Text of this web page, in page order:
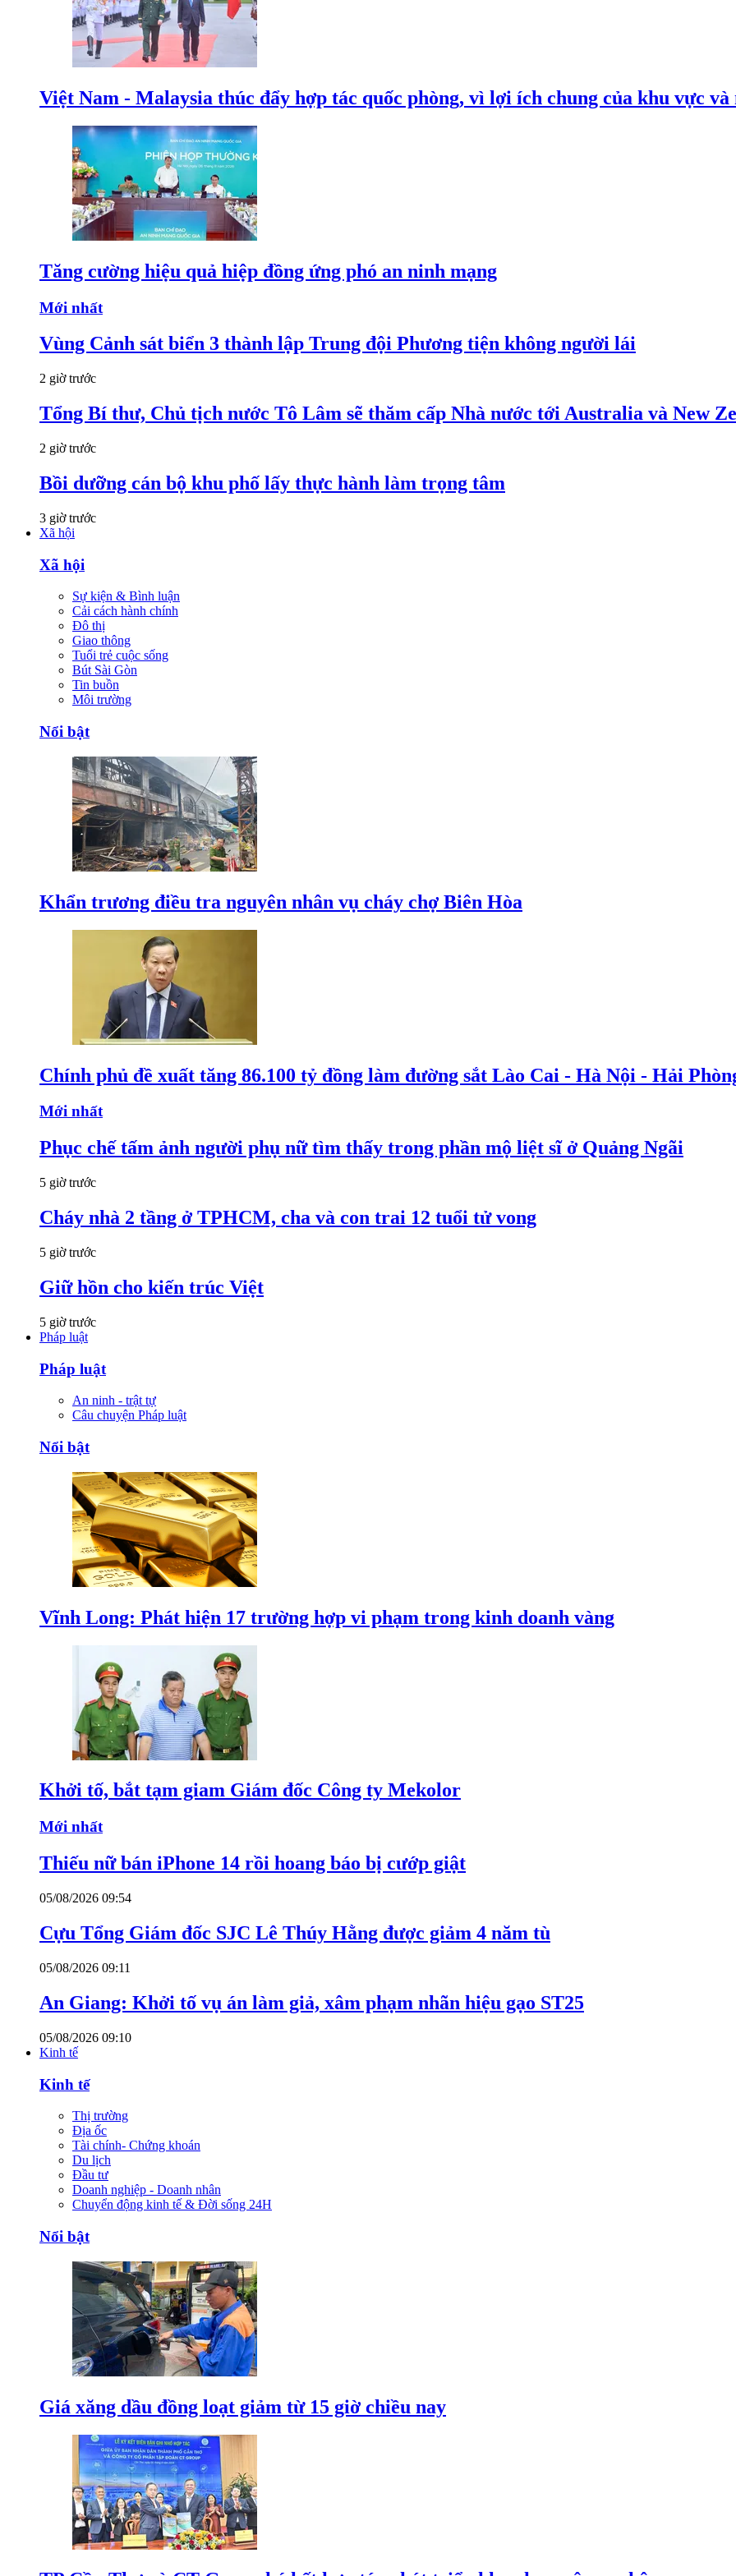
Việt Nam - Malaysia thúc đẩy hợp tác quốc phòng, vì lợi ích chung của khu vực và
Tăng cường hiệu quả hiệp đồng ứng phó an ninh mạng
Mới nhất
Vùng Cảnh sát biển 3 thành lập Trung đội Phương tiện không người lái
2 giờ trước
Tổng Bí thư, Chủ tịch nước Tô Lâm sẽ thăm cấp Nhà nước tới Australia và New
2 giờ trước
Bồi dưỡng cán bộ khu phố lấy thực hành làm trọng tâm
3 giờ trước
Xã hội
Xã hội
Sự kiện & Bình luận
Cải cách hành chính
Đô thị
Giao thông
Tuổi trẻ cuộc sống
Bút Sài Gòn
Tin buồn
Môi trường
Nổi bật
Khẩn trương điều tra nguyên nhân vụ cháy chợ Biên Hòa
Chính phủ đề xuất tăng 86.100 tỷ đồng làm đường sắt Lào Cai - Hà Nội - Hải
Mới nhất
Phục chế tấm ảnh người phụ nữ tìm thấy trong phần mộ liệt sĩ ở Quảng Ngãi
5 giờ trước
Cháy nhà 2 tầng ở TPHCM, cha và con trai 12 tuổi tử vong
5 giờ trước
Giữ hồn cho kiến trúc Việt
5 giờ trước
Pháp luật
Pháp luật
An ninh - trật tự
Câu chuyện Pháp luật
Nổi bật
Vĩnh Long: Phát hiện 17 trường hợp vi phạm trong kinh doanh vàng
Khởi tố, bắt tạm giam Giám đốc Công ty Mekolor
Mới nhất
Thiếu nữ bán iPhone 14 rồi hoang báo bị cướp giật
05/08/2026 09:54
Cựu Tổng Giám đốc SJC Lê Thúy Hằng được giảm 4 năm tù
05/08/2026 09:11
An Giang: Khởi tố vụ án làm giả, xâm phạm nhãn hiệu gạo ST25
05/08/2026 09:10
Kinh tế
Kinh tế
Thị trường
Địa ốc
Tài chính- Chứng khoán
Du lịch
Đầu tư
Doanh nghiệp - Doanh nhân
Chuyển động kinh tế & Đời sống 24H
Nổi bật
Giá xăng dầu đồng loạt giảm từ 15 giờ chiều nay